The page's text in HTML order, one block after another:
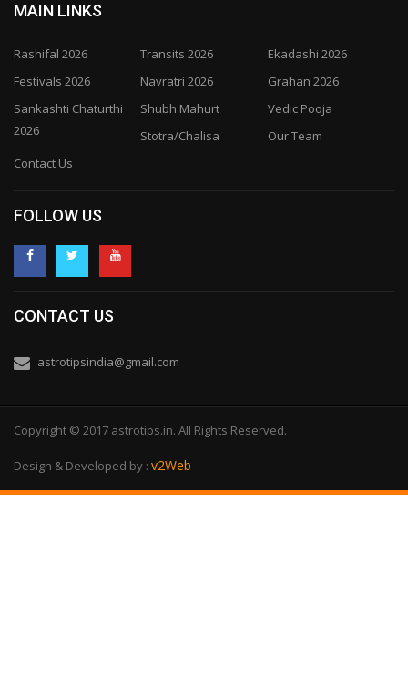
MAIN LINKS
Rashifal 2026 Transits 2026
Ekadashi 2026
Festivals 2026
Navratri 2026
Grahan 2026
Sankashti Chaturthi
2026
Shubh Mahurt
Vedic Pooja
Stotra/Chalisa
Our Team
Contact Us
FOLLOW US
CONTACT US
astrotipsindia@gmail.com
Copyright © 2017 astrotips.in. All Rights Reserved.
Design & Developed by : v2Web